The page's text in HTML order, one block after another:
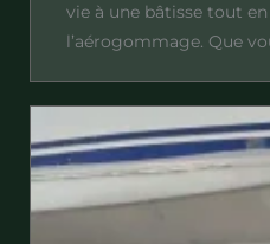
vie à une bâtisse tout
l’aérogommage. Que